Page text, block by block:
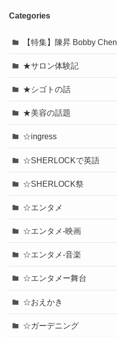
Categories
【特集】陳昇 Bobby Chen
★サロン体験記
★シゴトの話
★美容の話題
☆ingress
☆SHERLOCKで英語
☆SHERLOCK祭
☆エンタメ
☆エンタメ-映画
☆エンタメ-音楽
☆エンタメー舞台
☆おえかき
☆ガーデニング